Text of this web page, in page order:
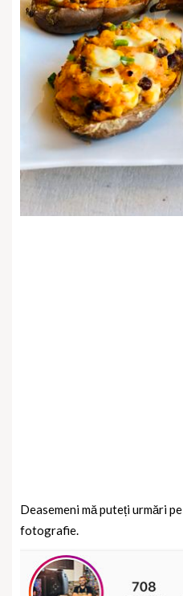
Deasemeni mă puteți urmări pe
fotografie.